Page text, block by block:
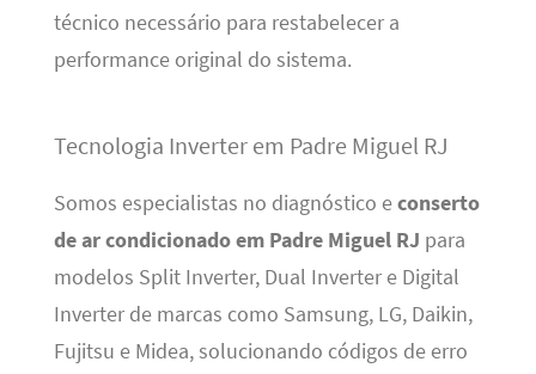
técnico necessário para restabelecer a
performance original do sistema.
Tecnologia Inverter em Padre Miguel RJ
Somos especialistas no diagnóstico econserto
de ar condicionado em Padre Miguel RJ para
modelos Split Inverter, Dual Inverter e Digital
Inverter de marcas como Samsung, LG, Daikin,
Fujitsu e Midea, solucionando códigos de erro